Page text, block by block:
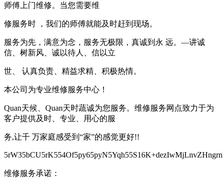
师傅上门维修。当您需要维
修服务时 ，我们的师傅就能及时赶到现场。
服务为先，满意为念，服务无极限，真诚到永 远。—讲诚
信、树新风、诚以待人、信以立
世、 认真负责、精益求精、积极热情。
本公司为专业维修服务中心！
Quan天候、Quan天时蔬诚为您服务。维修服务网点致力于为
客户提供及时、专业、用心的服
务,让千 万家庭感受到“家”的感觉更好!!
维修服务承诺：